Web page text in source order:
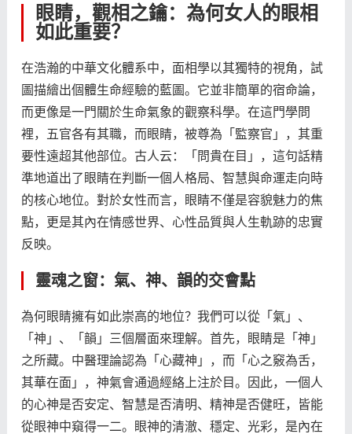
眼睛，觀相之鑰：為何女人的眼相
如此重要？
在浩瀚的中華文化體系中，面相學以其獨特的視角，試
圖描繪出個體生命經驗的藍圖。它並非簡單的宿命論，
而更像是一門關於生命氣象的觀察科學。在這門學問
裡，五官各有其職，而眼睛，被尊為「監察官」，其重
要性遠超其他部位。古人云：「問貴在目」，這句話精
準地道出了眼睛在判斷一個人格局、智慧與命運走向時
的核心地位。對於女性而言，眼睛不僅是容貌魅力的焦
點，更是其內在情感世界、心性品質與人生軌跡的忠實
反映。
靈魂之窗：氣、神、韻的交會點
為何眼睛擁有如此崇高的地位？我們可以從「氣」、
「神」、「韻」三個層面來理解。首先，眼睛是「神」
之所藏。中醫理論認為「心藏神」，而「心之竅為舌，
其華在面」，神氣會通過經絡上注於目。因此，一個人
的心神是否安定、智慧是否清明、精神是否健旺，皆能
從眼神中窺得一二。眼神的清澈、穩定、光彩，是內在